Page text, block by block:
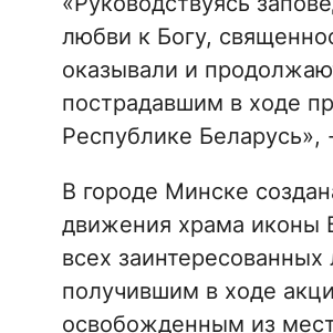
любви к Богу,
оказывали и
пострадавшим в ходе
Республике
В городе Минске
движения храма иконы
всех
получившим в ходе
освобожденным из